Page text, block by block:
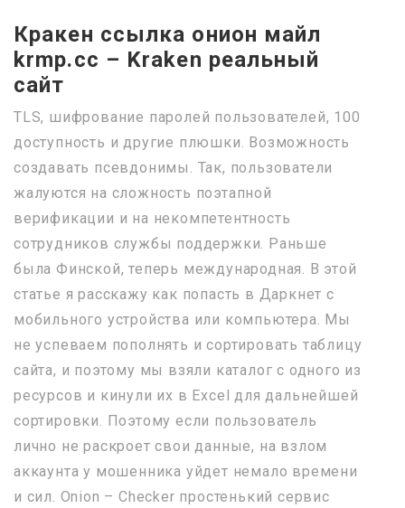
Кракен ссылка онион майл
krmp.cc – Kraken реальный
сайт
TLS, шифрование паролей пользователей, 100
доступность и другие плюшки. Возможность
создавать псевдонимы. Так, пользователи
жалуются на сложность поэтапной
верификации и на некомпетентность
сотрудников службы поддержки. Раньше
была Финской, теперь международная. В этой
статье я расскажу как попасть в Даркнет с
мобильного устройства или компьютера. Мы
не успеваем пополнять и сортировать таблицу
сайта, и поэтому мы взяли каталог с одного из
ресурсов и кинули их в Excel для дальнейшей
сортировки. Поэтому если пользователь
лично не раскроет свои данные, на взлом
аккаунта у мошенника уйдет немало времени
и сил. Onion – Checker простенький сервис